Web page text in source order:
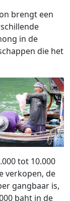
brengt een
in de
die het
tot 10.000
verkopen, de
gangbaar is,
baht in de